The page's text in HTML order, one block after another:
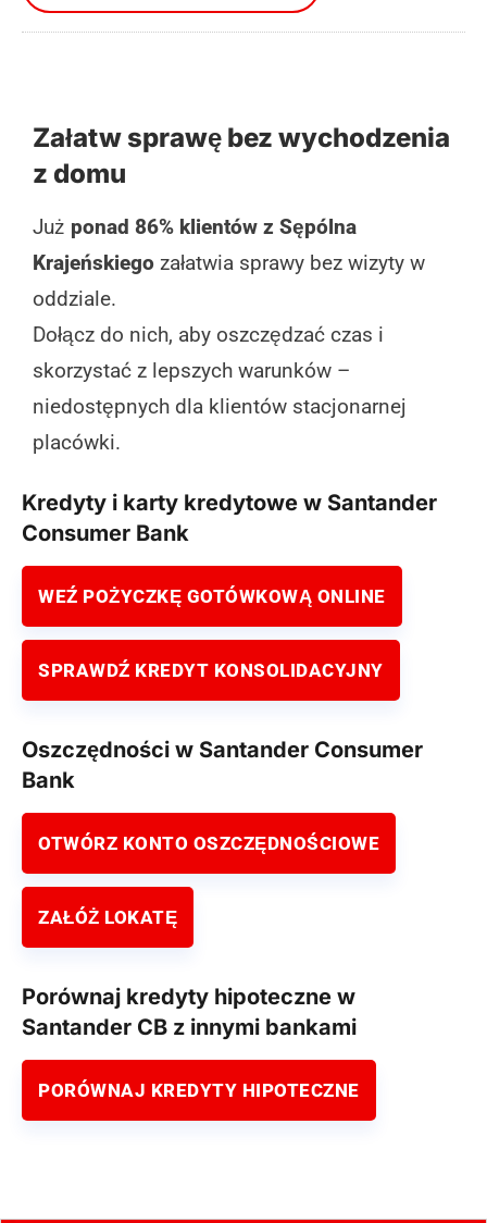
Załatw sprawę bez wychodzenia
z domu
Już ponad 86% klientów z Sępólna
Krajeńskiego załatwia sprawy bez wizyty w
oddziale.
Dołącz do nich, aby oszczędzać czas i
skorzystać z lepszych warunków –
niedostępnych dla klientów stacjonarnej
placówki.
Kredyty i karty kredytowe w Santander
Consumer Bank
WEŹ POŻYCZKĘ GOTÓWKOWĄ ONLINE
SPRAWDŹ KREDYT KONSOLIDACYJNY
Oszczędności w Santander Consumer
Bank
OTWÓRZ KONTO OSZCZĘDNOŚCIOWE
ZAŁÓŻ LOKATĘ
Porównaj kredyty hipoteczne w
Santander CB z innymi bankami
PORÓWNAJ KREDYTY HIPOTECZNE